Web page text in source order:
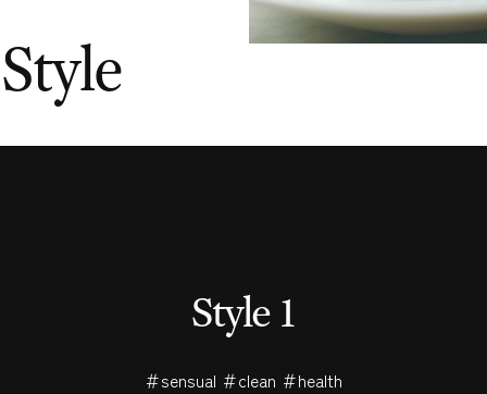
Style
Style 1
＃sensual ＃clean ＃health